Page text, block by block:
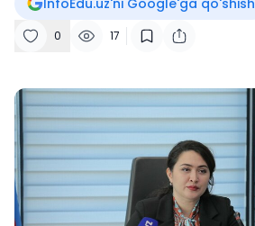
InfoEdu.uz'ni Google'ga qo'shish
0 17